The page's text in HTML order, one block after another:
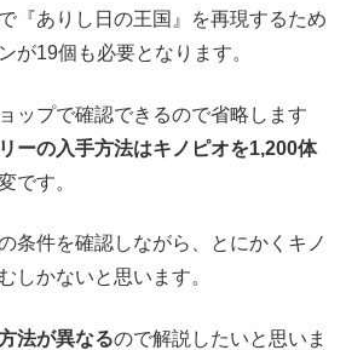
『ありし日の王国』を再現するため
が19個も必要となります。
ップで確認できるので省略します
ーの入手方法はキノピオを1,200体
です。
条件を確認しながら、とにかくキノ
しかないと思います。
法が異なるので解説したいと思いま